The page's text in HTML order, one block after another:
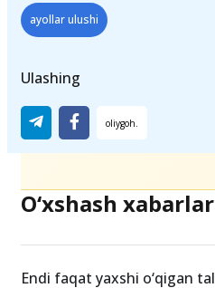
davlat granti
ayollar ulushi
Ulashing